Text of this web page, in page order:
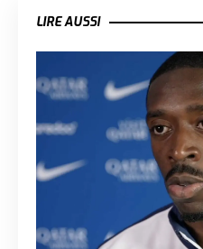
LIRE AUSSI